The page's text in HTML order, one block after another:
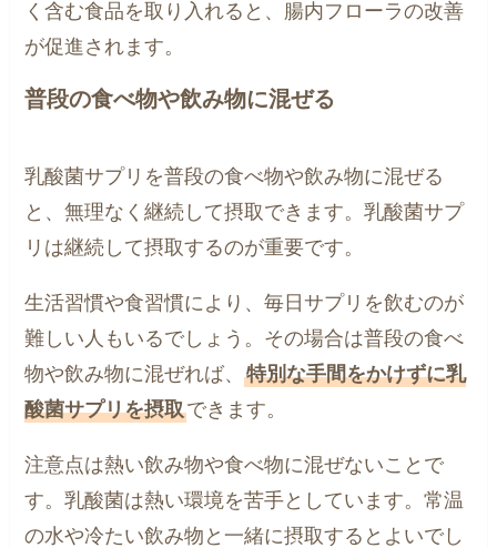
く含む食品を取り入れると、腸内フローラの改善
が促進されます。
普段の食べ物や飲み物に混ぜる
乳酸菌サプリを普段の食べ物や飲み物に混ぜる
と、無理なく継続して摂取できます。乳酸菌サプ
リは継続して摂取するのが重要です。
生活習慣や食習慣により、毎日サプリを飲むのが
難しい人もいるでしょう。その場合は普段の食べ
物や飲み物に混ぜれば、特別な手間をかけずに乳
酸菌サプリを摂取できます。
注意点は熱い飲み物や食べ物に混ぜないことで
す。乳酸菌は熱い環境を苦手としています。常温
の水や冷たい飲み物と一緒に摂取するとよいでし